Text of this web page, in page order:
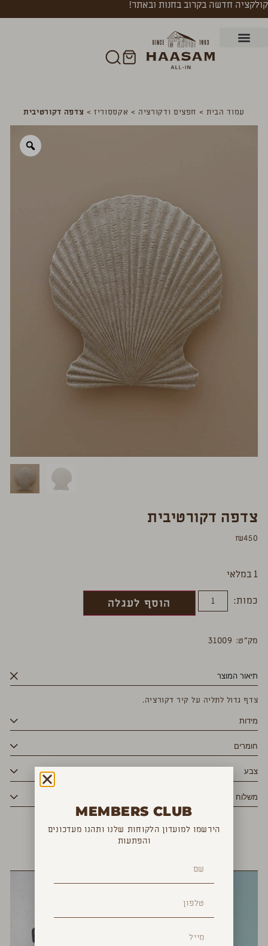
קולקציה חדשה בקרוב בחנות ובאתר!
צדפה דקורטיבית
₪450
1 במלאי
כמות:
הוסף לעגלה
מק”ט: 31009
תיאור המוצר
צדף גדול לתליה על קיר דקורציה.
מידות
חומרים
צבע
משלוח
עמוד הבית> חפצים ודקורציה > אקססוריז> צדפה דקורטיבית
MEMBERS CLUB
הירשמו למועדון הלקוחות שלנו ותהנו מעדכונים
והפתעות